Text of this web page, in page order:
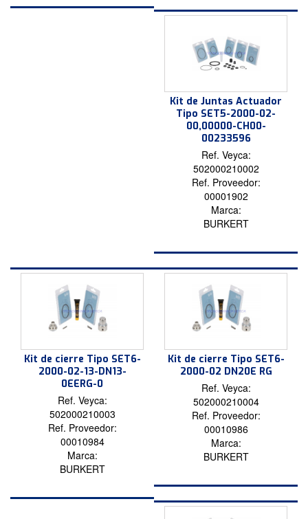
Kit de Juntas Actuador
Tipo SET5-2000-02-
00,00000-CH00-
00233596
Ref. Veyca:
502000210002
Ref. Proveedor:
00001902
Marca:
BURKERT
Kit de cierre Tipo SET6-
2000-02-13-DN13-
0EERG-0
Ref. Veyca:
502000210003
Ref. Proveedor:
00010984
Marca:
BURKERT
Kit de cierre Tipo SET6-
2000-02 DN20E RG
Ref. Veyca:
502000210004
Ref. Proveedor:
00010986
Marca:
BURKERT